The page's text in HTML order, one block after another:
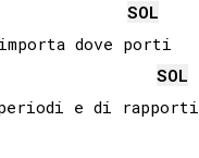
SOL
dove porti
SOL
e di rapporti